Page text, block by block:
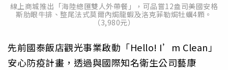
線上商城推出「海陸總匯雙人外帶餐」，可品嘗12盎司美國安格
斯肋眼牛排、整尾法式莫爾內焗龍蝦及洛克菲勒焗牡蠣4顆。
（3,980元）
先前國泰飯店觀光事業啟動「Hello! I’m Clean」
安心防疫計畫，透過與國際知名衛生公司藝康